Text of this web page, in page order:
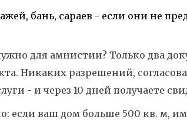
бань, сараев - если они не
для амнистии? Только два
Никаких разрешений,
- и через 10 дней получаете
если ваш дом больше 500 кв. м,